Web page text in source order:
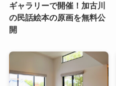
ギャラリーで開催！加古川
の民話絵本の原画を無料公
開